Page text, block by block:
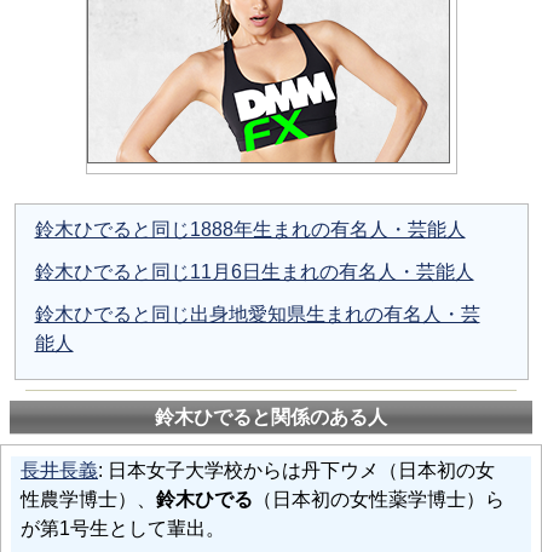
鈴木ひでると同じ1888年生まれの有名人・芸能人
鈴木ひでると同じ11月6日生まれの有名人・芸能人
鈴木ひでると同じ出身地愛知県生まれの有名人・芸
能人
鈴木ひでると関係のある人
長井長義: 日本女子大学校からは丹下ウメ（日本初の女
性農学博士）、 鈴木ひでる （日本初の女性薬学博士）ら
が第1号生として輩出。